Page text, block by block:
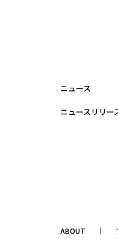
ニュース
ニュースリリー
ABOUT